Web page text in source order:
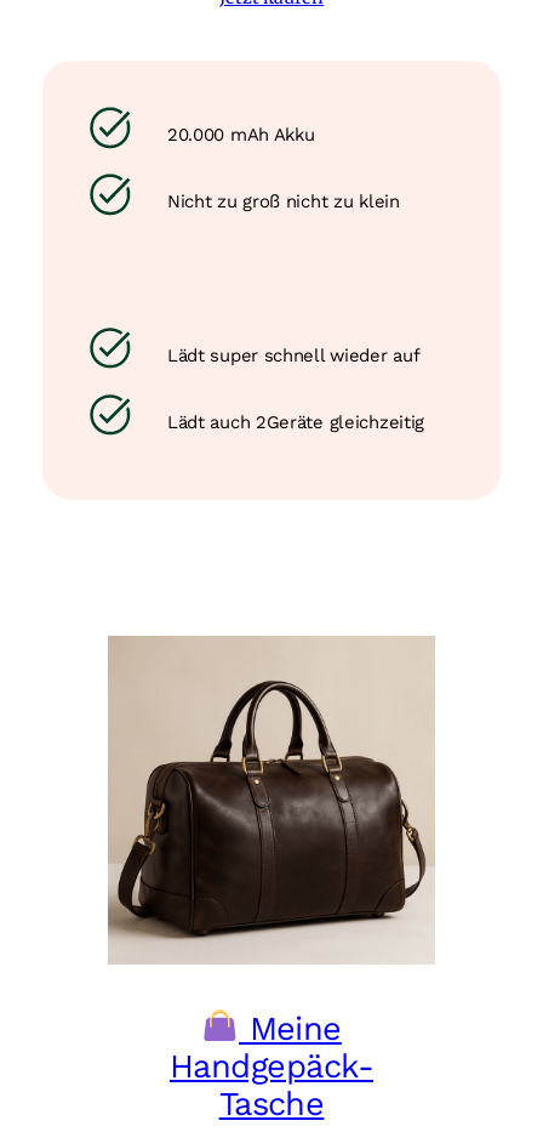
20.000 mAh Akku
Nicht zu groß nicht zu klein
Lädt super schnell wieder auf
Lädt auch 2Geräte gleichzeitig
Meine
Handgepäck-
Tasche